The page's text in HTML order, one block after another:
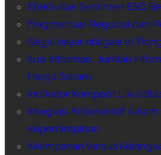
Efektivitas Sentimen ESG
Fragmentasi Regulasi dan
Gagal bayar obligasi di
Ilusi Informasi: Jumlah
Harga Saham
Indikator Komposit
Integrasi AI Generatif dalam
Kepemimpinan
Kelimpahan Versus